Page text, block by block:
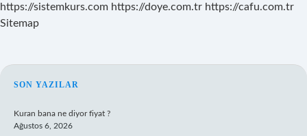
https://sistemkurs.com https://doye.com.tr https://cafu.com.tr
Sitemap
SIDEBAR
SON YAZILAR
Kuran bana ne diyor fiyat ?
Ağustos 6, 2026